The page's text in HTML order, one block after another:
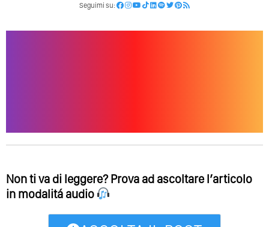
Seguimi su:
Non ti va di leggere? Prova ad ascoltare l’articolo
in modalitá audio